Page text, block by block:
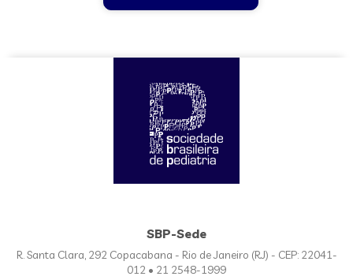
SBP-Sede
R. Santa Clara, 292 Copacabana - Rio de Janeiro (RJ) - CEP: 22041-
012 • 21 2548-1999